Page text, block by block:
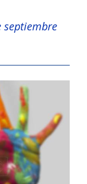
septiembre